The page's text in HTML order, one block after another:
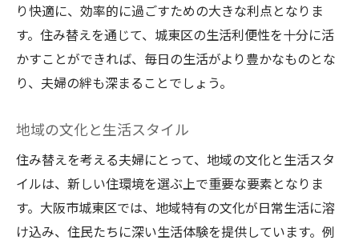
住み替えを楽しむための心構え
り快適に、効率的に過ごすための大きな利点となりま
す。住み替えを通じて、城東区の生活利便性を十分に活
かすことができれば、毎日の生活がより豊かなものとな
り、夫婦の絆も深まることでしょう。
地域の文化と生活スタイル
住み替えを考える夫婦にとって、地域の文化と生活スタ
イルは、新しい住環境を選ぶ上で重要な要素となりま
す。大阪市城東区では、地域特有の文化が日常生活に溶
け込み、住民たちに深い生活体験を提供しています。例